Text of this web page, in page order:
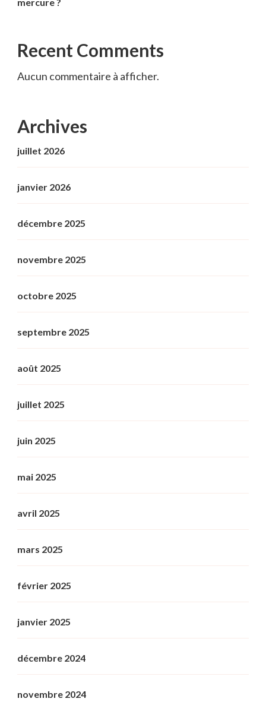
Recent Comments
Aucun commentaire à afficher.
Archives
juillet 2026
janvier 2026
décembre 2025
novembre 2025
octobre 2025
septembre 2025
août 2025
juillet 2025
juin 2025
mai 2025
avril 2025
mars 2025
février 2025
janvier 2025
décembre 2024
novembre 2024